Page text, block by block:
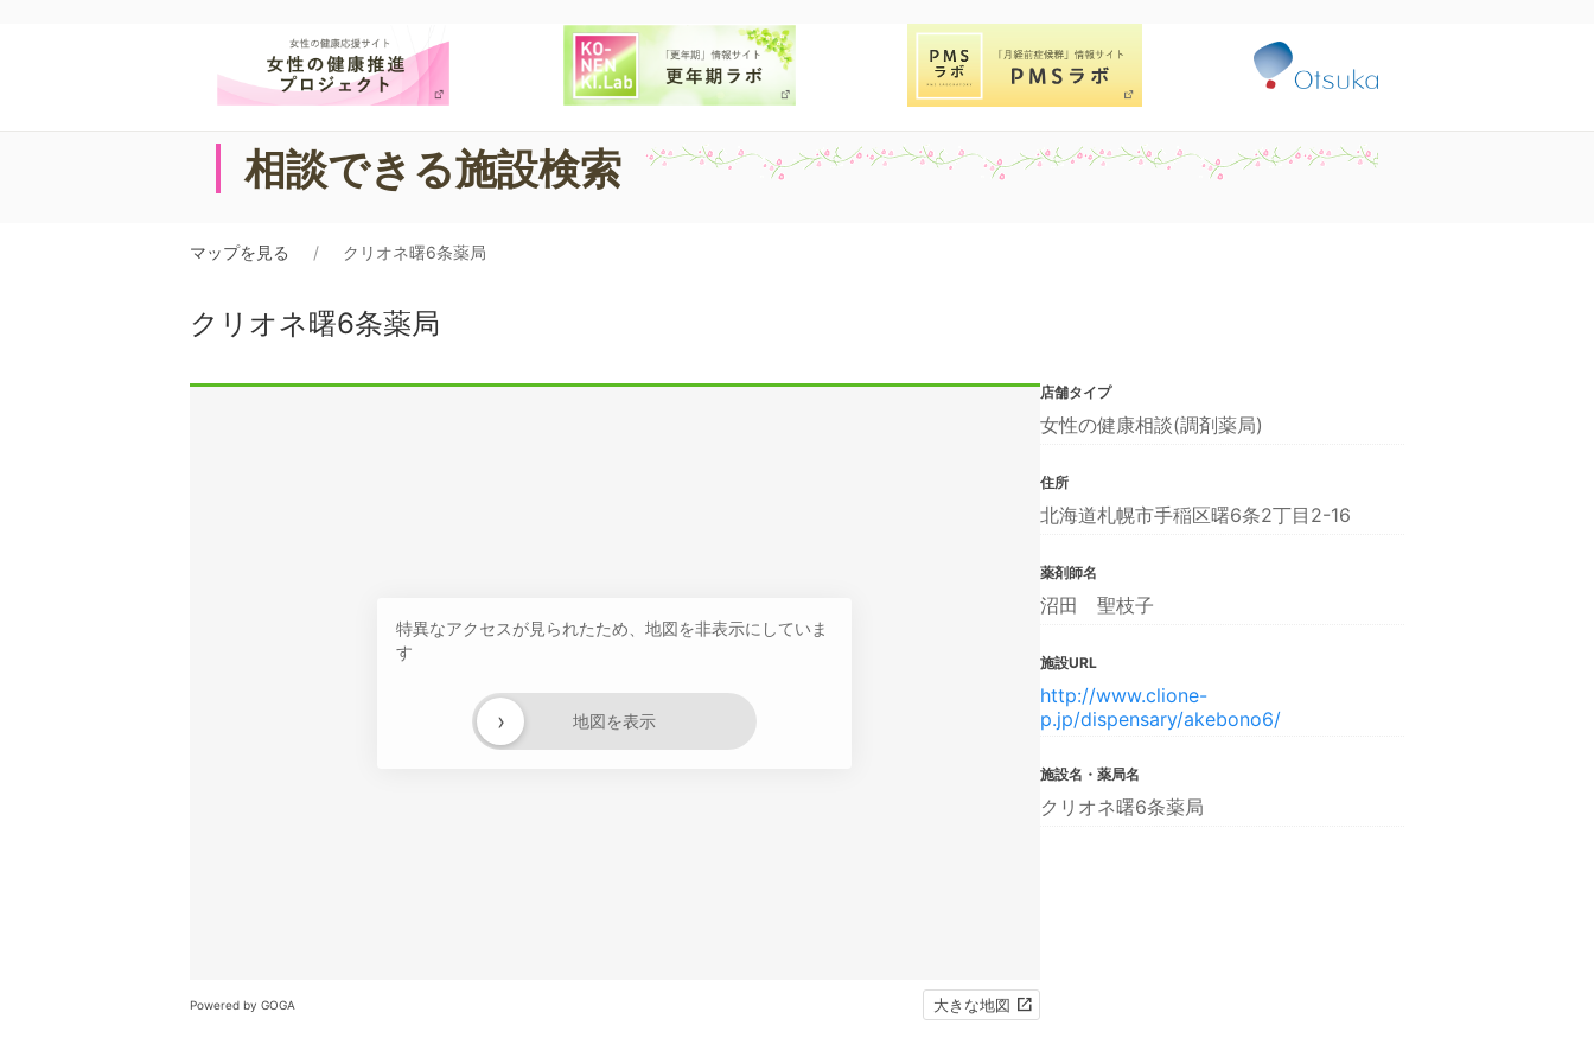
相談できる施設検索
マップを見る クリオネ曙6条薬局
クリオネ曙6条薬局
特異なアクセスが見られたため、地図を非表示にしていま
す
地図を表示
›
Powered by GOGA 大きな地図
店舗タイプ
女性の健康相談(調剤薬局)
住所
北海道札幌市手稲区曙6条2丁目2-16
薬剤師名
沼田 聖枝子
施設URL
http://www.clione-
p.jp/dispensary/akebono6/
施設名・薬局名
クリオネ曙6条薬局